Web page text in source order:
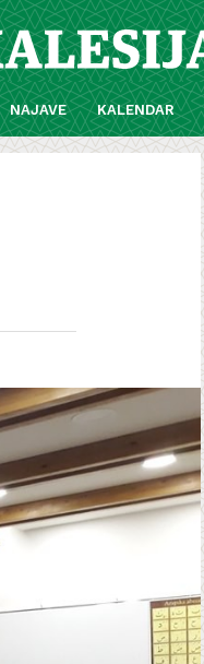
NAJAVE KALENDAR